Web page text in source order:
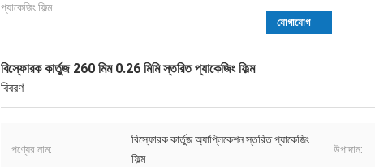
প্যাকেজিং ফিল্ম
যোগাযোগ
বিস্ফোরক কার্তুজ 260 মিম 0.26 মিমি স্তরিত প্যাকেজিং ফিল্ম
বিবরণ
পণ্যের নাম:
বিস্ফোরক কার্তুজ অ্যাপ্লিকেশন স্তরিত প্যাকেজিং
ফিল্ম
উপাদান: